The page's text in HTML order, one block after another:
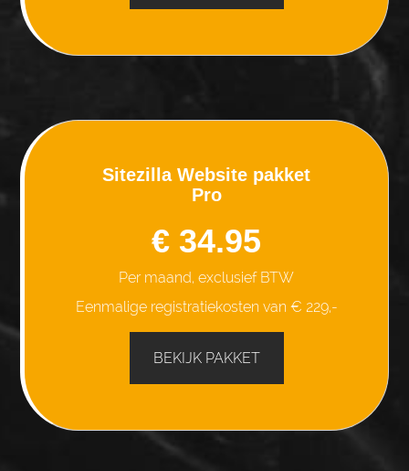
Sitezilla Website pakket
Pro
€ 34.95
Per maand, exclusief BTW
Eenmalige registratiekosten van € 229,-
BEKIJK PAKKET